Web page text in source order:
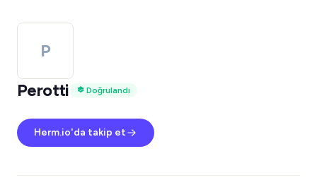
P
Perotti
Doğrulandı
Herm.io'da takip et